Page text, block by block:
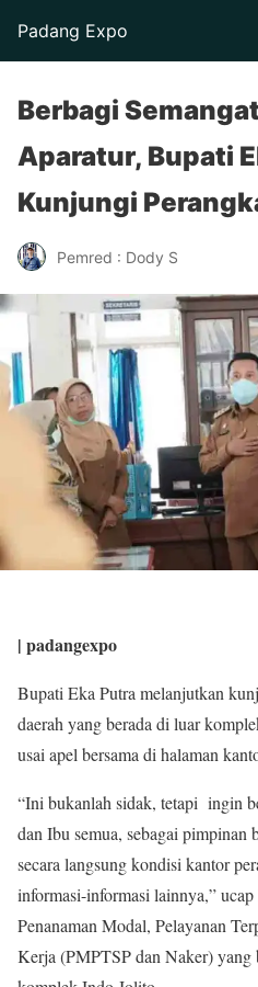
Padang Expo
Berbagi
Aparatur, Bupati
Kunjungi
Pemred : Dody S
| padangexpo
Bupati Eka Putra melanjutkan
daerah yang berada di luar
usai apel bersama di halaman
“Ini bukanlah sidak, tetapi ingin
dan Ibu semua, sebagai pimpinan
secara langsung kondisi kantor
informasi-informasi lainnya,”
Penanaman Modal, Pelayanan
Kerja (PMPTSP dan Naker) yang